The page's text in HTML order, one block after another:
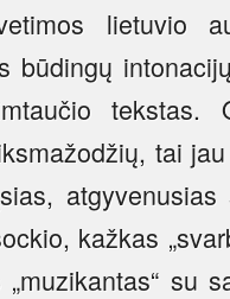
lietuvio
būdingų
tai
kažkas
su